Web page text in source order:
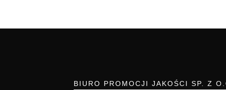
BIURO PROMOCJI JAKOŚCI SP. Z